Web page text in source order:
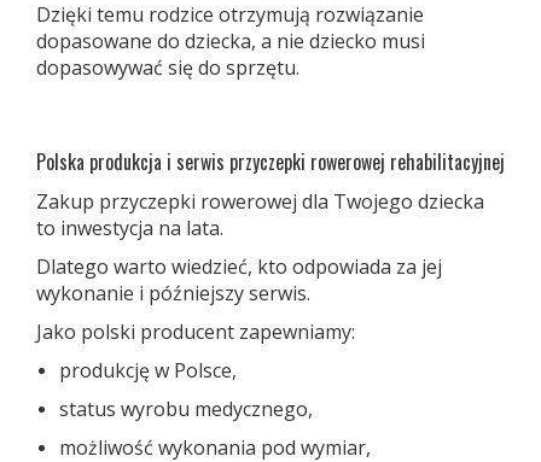
Dzięki temu rodzice otrzymują rozwiązanie
dopasowane do dziecka, a nie dziecko musi
dopasowywać się do sprzętu.
Polska produkcja i serwis przyczepki rowerowej rehabilitacyjnej
Zakup przyczepki rowerowej dla Twojego dziecka
to inwestycja na lata.
Dlatego warto wiedzieć, kto odpowiada za jej
wykonanie i późniejszy serwis.
Jako polski producent zapewniamy:
produkcję w Polsce,
status wyrobu medycznego,
możliwość wykonania pod wymiar,